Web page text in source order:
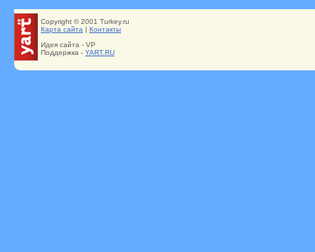
Copyright © 2001 Turkey.ru
Карта сайта | Контакты
Идея сайта - VP
Поддержка - YART.RU